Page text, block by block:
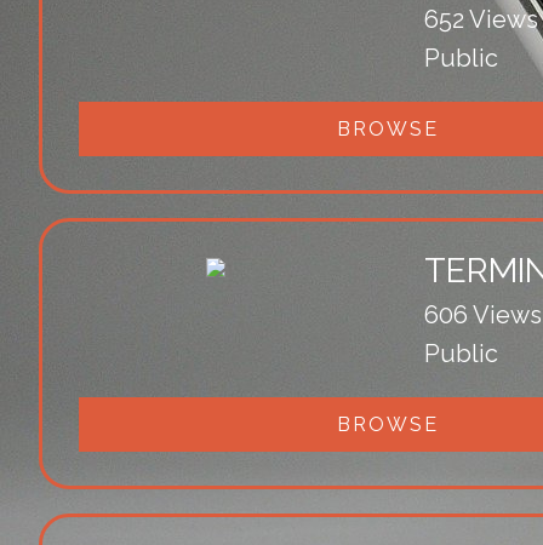
652 Views
Public
BROWSE
606 Views
Public
BROWSE